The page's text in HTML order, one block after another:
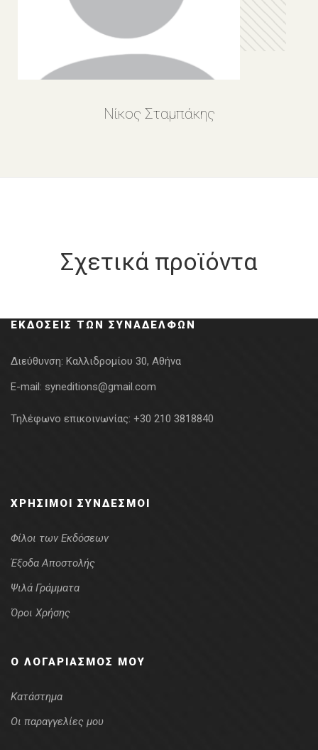
Νίκος Σταμπάκης
Σχετικά προϊόντα
ΕΚΔΌΣΕΙΣ ΤΩΝ ΣΥΝΑΔΈΛΦΩΝ
Διεύθυνση: Καλλιδρομίου 30, Αθήνα
E-mail: syneditions@gmail.com
Τηλέφωνο επικοινωνίας: +30 210 3818840
ΧΡΉΣΙΜΟΙ ΣΎΝΔΕΣΜΟΙ
Φίλοι των Εκδόσεων
Έξοδα Αποστολής
Ψιλά Γράμματα
Όροι Χρήσης
Ο ΛΟΓΑΡΙΑΣΜΌΣ ΜΟΥ
Κατάστημα
Οι παραγγελίες μου